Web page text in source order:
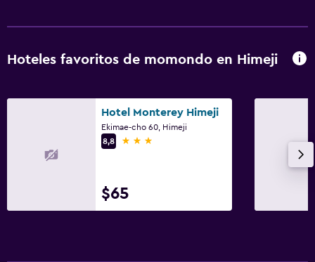
Hoteles favoritos de momondo en Himeji
Hotel Monterey Himeji
Ekimae-cho 60, Himeji
8,8
3 estrellas
$65